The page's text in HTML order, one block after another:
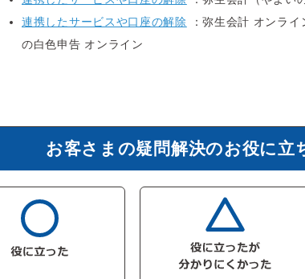
連携したサービスや口座の解除
：弥生会計 オンラ
の白色申告 オンライン
お客さまの疑問解決のお役に立